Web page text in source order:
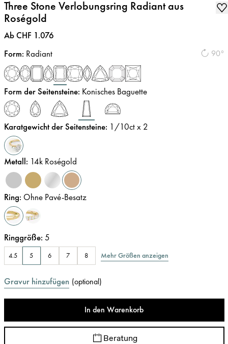
Three Stone Verlobungsring Radiant aus
Roségold
Preis:
Ab CHF 1.076
90°
Form: Radiant
Form der Seitensteine: Konisches Baguette
Karatgewicht der Seitensteine: 1/10ct x 2
Metall: 14k Roségold
Ring: Ohne Pavé-Besatz
Ringgröße: 5
4.5 5 6 7 8 Mehr Größen anzeigen
Gravur hinzufügen (optional)
In den Warenkorb
Beratung